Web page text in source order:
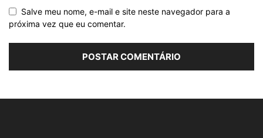
Salve meu nome, e-mail e site neste navegador para a
próxima vez que eu comentar.